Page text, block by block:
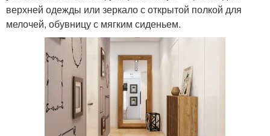
верхней одежды или зеркало с открытой полкой для
мелочей, обувницу с мягким сиденьем.